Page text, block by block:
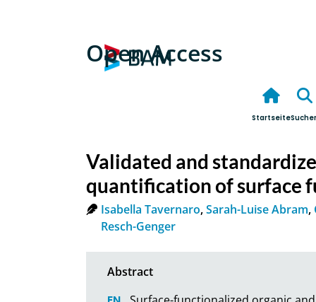
Open Access
Startseite
Validated and
quantification of surface
Isabella Tavernaro,Sarah-Luise Abram,
Resch-Genger